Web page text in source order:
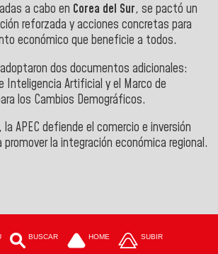
a cabo en Corea del Sur, se pactó un
reforzada y acciones concretas para
económico que beneficie a todos.
dos documentos adicionales:
Inteligencia Artificial y el Marco de
los Cambios Demográficos.
APEC defiende el comercio e inversión
la integración económica regional.
BUSCAR HOME SUBIR